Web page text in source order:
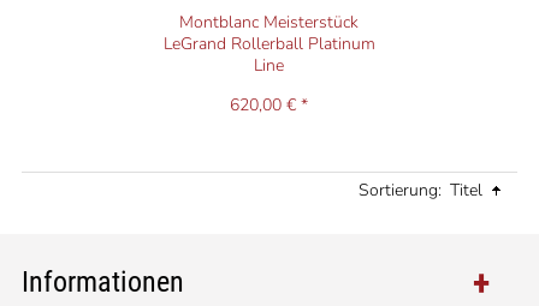
Montblanc Meisterstück
LeGrand Rollerball Platinum
Line
620,00 € *
Sortierung: Titel
Informationen